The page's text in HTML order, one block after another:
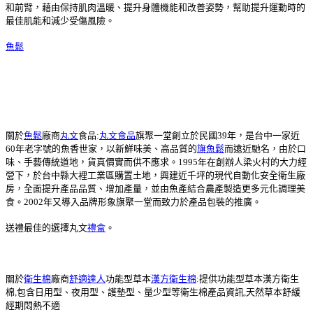
和前臂，藉由保持肌肉溫暖、提升身體機能和改善姿勢，幫助提升運動時的
最佳肌能和減少受傷風險。
魚鬆
關於魚鬆廠商丸文食品:丸文食品旗聚一堂創立於民國39年，是台中一家近
60年老字號的魚香世家，以新鮮味美、高品質的旗魚鬆而遠近馳名，由於口
味、手藝傳統道地，貨真價實而供不應求。1995年在創辦人梁火村的大力經
營下，於台中縣大裡工業區購置土地，興建近千坪的現代自動化安全衛生廠
房，全面提升產品品質、增加產量，並由魚產結合農產製造更多元化調理美
食。2002年又導入品牌形象旗聚一堂而致力於產品包裝的推廣。
送禮最佳的選擇丸文禮盒 。
關於衛生棉廠商舒適達人功能型草本漢方衛生棉:提供功能型草本漢方衛生
棉,包含日用型、夜用型、護墊型、量少型等衛生棉產品資訊,天然草本舒緩
經期悶熱不適